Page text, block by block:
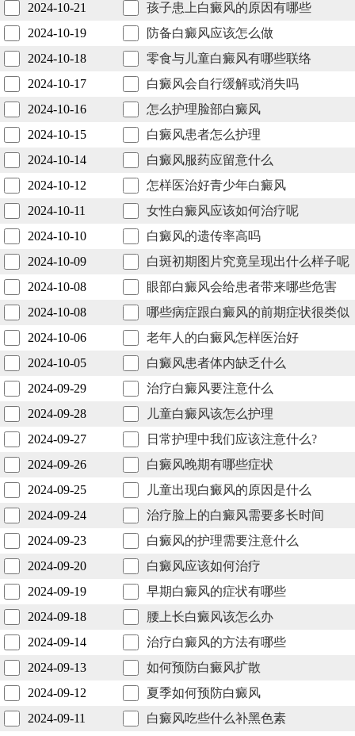
2024-10-21
孩子患上白癜风的原因有哪些
2024-10-19
防备白癜风应该怎么做
2024-10-18
零食与儿童白癜风有哪些联络
2024-10-17
白癜风会自行缓解或消失吗
2024-10-16
怎么护理脸部白癜风
2024-10-15
白癜风患者怎么护理
2024-10-14
白癜风服药应留意什么
2024-10-12
怎样医治好青少年白癜风
2024-10-11
女性白癜风应该如何治疗呢
2024-10-10
白癜风的遗传率高吗
2024-10-09
白斑初期图片究竟呈现出什么样子呢
2024-10-08
眼部白癜风会给患者带来哪些危害
2024-10-08
哪些病症跟白癜风的前期症状很类似
2024-10-06
老年人的白癜风怎样医治好
2024-10-05
白癜风患者体内缺乏什么
2024-09-29
治疗白癜风要注意什么
2024-09-28
儿童白癜风该怎么护理
2024-09-27
日常护理中我们应该注意什么?
2024-09-26
白癜风晚期有哪些症状
2024-09-25
儿童出现白癜风的原因是什么
2024-09-24
治疗脸上的白癜风需要多长时间
2024-09-23
白癜风的护理需要注意什么
2024-09-20
白癜风应该如何治疗
2024-09-19
早期白癜风的症状有哪些
2024-09-18
腰上长白癜风该怎么办
2024-09-14
治疗白癜风的方法有哪些
2024-09-13
如何预防白癜风扩散
2024-09-12
夏季如何预防白癜风
2024-09-11
白癜风吃些什么补黑色素